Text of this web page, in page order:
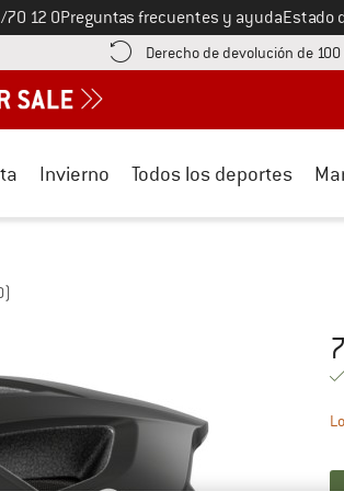
al
70 12 0Preguntas frecuentes y ayudaEstado
sobre el pago aquí! Se abre en una ventana de
Derecho de devolución de
Invierno Todos los deportes